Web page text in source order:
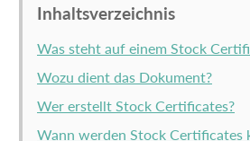
Inhaltsverzeichnis
Was steht auf einem Stock
Wozu dient das Dokument?
Wer erstellt Stock Certificates?
Wann werden Stock Certificates